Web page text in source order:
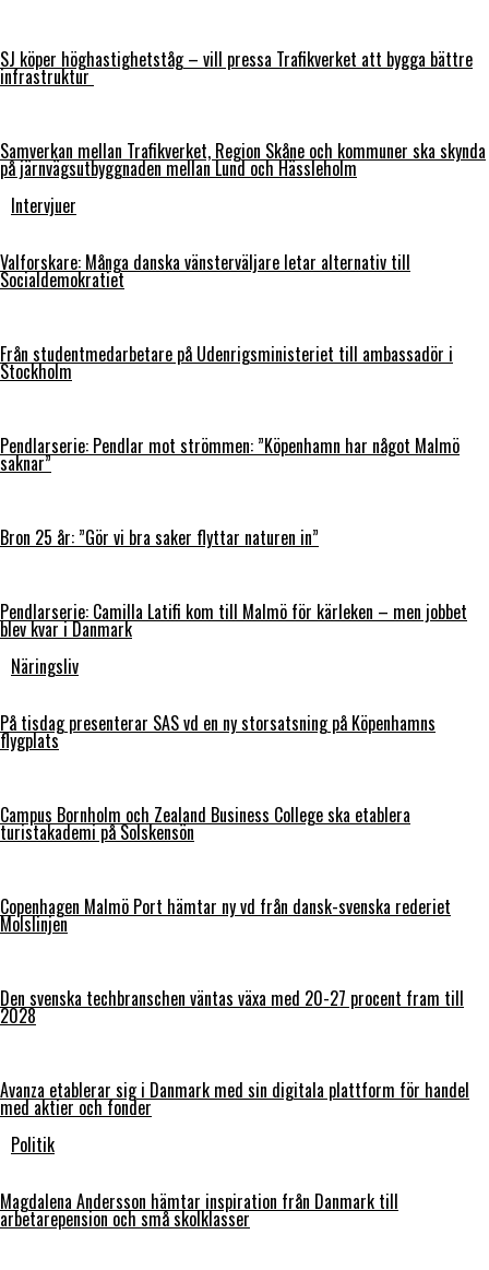
SJ köper höghastighetståg – vill pressa Trafikverket att bygga bättre
infrastruktur
Samverkan mellan Trafikverket, Region Skåne och kommuner ska skynda
på järnvägsutbyggnaden mellan Lund och Hässleholm
Intervjuer
Valforskare: Många danska vänsterväljare letar alternativ till
Socialdemokratiet
Från studentmedarbetare på Udenrigsministeriet till ambassadör i
Stockholm
Pendlarserie: Pendlar mot strömmen: ”Köpenhamn har något Malmö
saknar”
Bron 25 år: ”Gör vi bra saker flyttar naturen in”
Pendlarserie: Camilla Latifi kom till Malmö för kärleken – men jobbet
blev kvar i Danmark
Näringsliv
På tisdag presenterar SAS vd en ny storsatsning på Köpenhamns
flygplats
Campus Bornholm och Zealand Business College ska etablera
turistakademi på Solskensön
Copenhagen Malmö Port hämtar ny vd från dansk-svenska rederiet
Molslinjen
Den svenska techbranschen väntas växa med 20-27 procent fram till
2028
Avanza etablerar sig i Danmark med sin digitala plattform för handel
med aktier och fonder
Politik
Magdalena Andersson hämtar inspiration från Danmark till
arbetarepension och små skolklasser